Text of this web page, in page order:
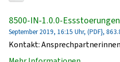
8500-IN-1.0.0-
September 2019, 16:15 Uhr, (PDF},
Kontakt: